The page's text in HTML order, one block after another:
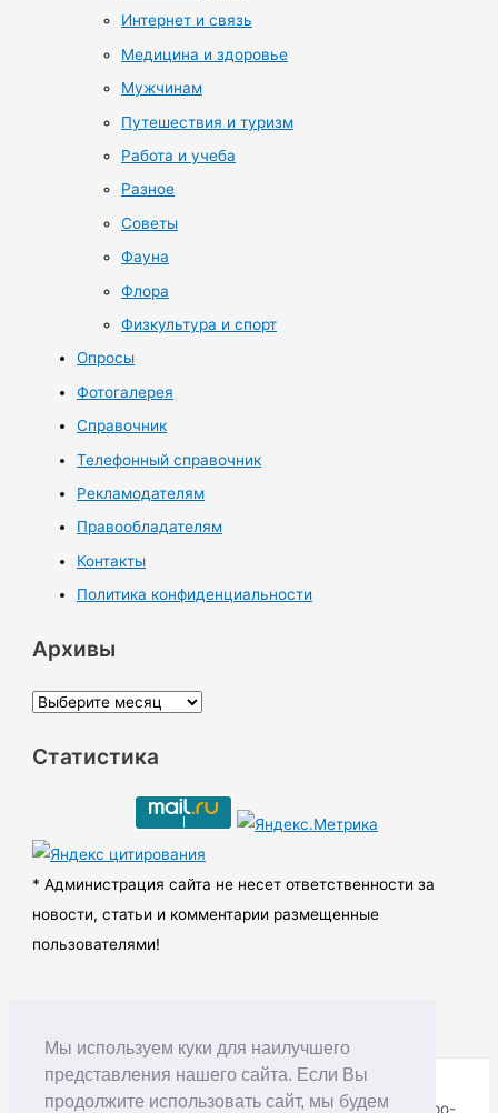
Мы используем куки для наилучшего
представления нашего сайта. Если Вы
продолжите использовать сайт, мы будем
Интернет и связь
Медицина и здоровье
Мужчинам
Путешествия и туризм
Работа и учеба
Разное
Советы
Фауна
Флора
Физкультура и спорт
Опросы
Фотогалерея
Справочник
Телефонный справочник
Рекламодателям
Правообладателям
Контакты
Политика конфиденциальности
Архивы
А
х
ы
Статистика
* Администрация сайта не несет ответственности за
новости, статьи и комментарии размещенные
пользователями!
Copyright © RUDNIK.MOBI 28.06.2008 - 2026 | Северо-